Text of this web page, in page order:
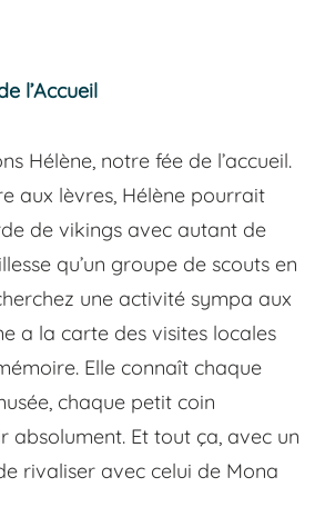
l’Accueil
Hélène, notre fée de l’accueil.
aux lèvres, Hélène pourrait
de vikings avec autant de
qu’un groupe de scouts en
une activité sympa aux
a la carte des visites locales
Elle connaît chaque
chaque petit coin
absolument. Et tout ça, avec un
rivaliser avec celui de Mona